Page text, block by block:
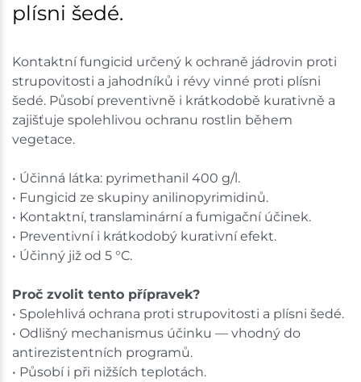
plísni šedé.
Kontaktní fungicid určený k ochraně jádrovin proti
strupovitosti a jahodníků i révy vinné proti plísni
šedé. Působí preventivně i krátkodobě kurativně a
zajišťuje spolehlivou ochranu rostlin během
vegetace.
• Účinná látka: pyrimethanil 400 g/l.
• Fungicid ze skupiny anilinopyrimidinů.
• Kontaktní, translaminární a fumigační účinek.
• Preventivní i krátkodobý kurativní efekt.
• Účinný již od 5 °C.
Proč zvolit tento přípravek?
• Spolehlivá ochrana proti strupovitosti a plísni šedé.
• Odlišný mechanismus účinku — vhodný do
antirezistentních programů.
• Působí i při nižších teplotách.